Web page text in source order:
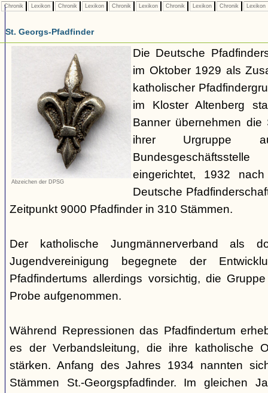
Chronik Lexikon Chronik Lexikon Chronik Lexikon Chronik Lexikon Chronik Lexikon
St. Georgs-Pfadfinder
Abzeichen der DPSG
Die Deutsche
im Oktober 1929 als
katholischer
im Kloster Altenberg
Banner übernehmen die
ihrer Urgruppe
eingerichtet, 1932
Deutsche
Zeitpunkt 9000 Pfadfinder in 310 Stämmen.
Der katholische Jungmännerverband als
Jugendvereinigung begegnete der
Pfadfindertums allerdings vorsichtig, die
Probe aufgenommen.
Während Repressionen das Pfadfindertum
es der Verbandsleitung, die ihre katholische
stärken. Anfang des Jahres 1934 nannten
Stämmen St.-Georgspfadfinder. Im gleichen